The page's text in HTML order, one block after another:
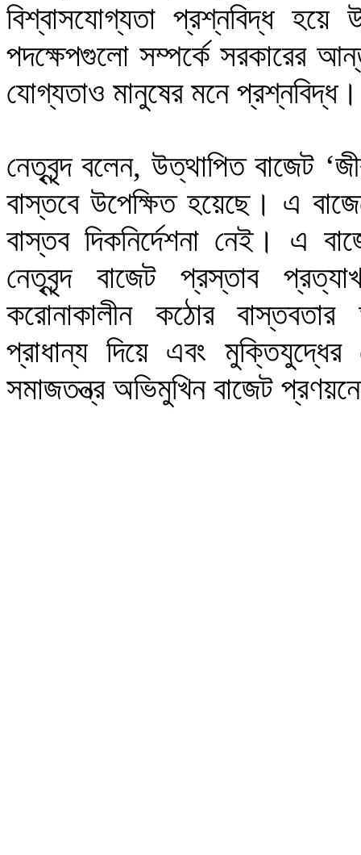
বিশ্বাসযোগ্যতা প্রশ্নবিদ্ধ
পদক্ষেপগুলো সম্পর্কে সরকারের
যোগ্যতাও মানুষের মনে
নেতৃবৃন্দ বলেন, উত্থাপিত বাজেট
বাস্তবে উপেক্ষিত হয়েছে। এ
বাস্তব দিকনির্দেশনা নেই। এ
নেতৃবৃন্দ বাজেট প্রস্তাব
করোনাকালীন কঠোর বাস্তবতার
প্রাধান্য দিয়ে এবং মুক্তিযুদ্ধের
সমাজতন্ত্র অভিমুখিন বাজেট